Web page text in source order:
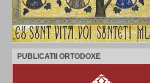
PUBLICATII ORTODOXE